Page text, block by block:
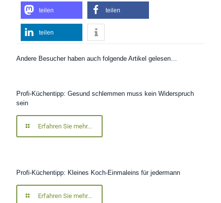
teilen teilen
teilen
Andere Besucher haben auch folgende Artikel gelesen…
Profi-Küchentipp: Gesund schlemmen muss kein Widerspruch
sein
Erfahren Sie mehr...
Profi-Küchentipp: Kleines Koch-Einmaleins für jedermann
Erfahren Sie mehr...